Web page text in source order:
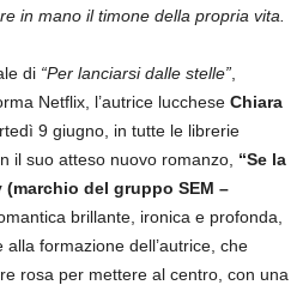
in mano il timone della propria vita.
di “Per lanciarsi dalle stelle”
Netflix, l’autrice lucchese Chiara
9 giugno, in tutte le librerie
il suo atteso nuovo romanzo, “Se la
(marchio del gruppo SEM –
brillante, ironica e profonda,
formazione dell’autrice, che
rosa per mettere al centro, con una